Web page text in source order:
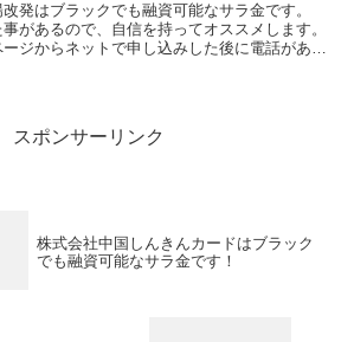
発はブラックでも融資可能なサラ金です。
があるので、自信を持ってオススメします。
ジからネットで申し込みした後に電話があ
スポンサーリンク
株式会社中国しんきんカードはブラック
でも融資可能なサラ金です！